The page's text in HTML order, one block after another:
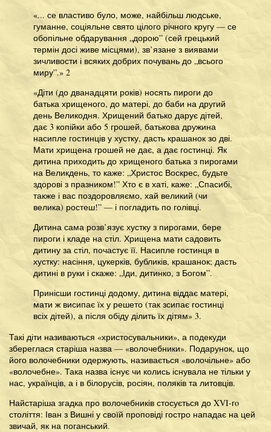
«... се властиво було, може, найбільш людське,
гуманне, соціяльне свято цілого річного кругу — се
обопільне обдарування „дорою” (сей грецький
термін досі живе місцями), зв’язане з виявами
зичливости і всяких добрих почувань до „всього
миру”.» 2
«Діти (до дванадцяти років) носять пироги до
батька хрищеного, до матері, до баби на другий
день Великодня. Хрищений батько дарує дітей,
дає 3 копійки або 5 грошей, батькова дружина
насипле гостинців у хустку, дасть крашанок зо дві.
Мати хрищена грошей не дає, а дає гостинці. Як
дитина приходить до хрищеного батька з пирогами
на Великдень, то каже: „Христос Воскрес, будьте
здорові з празником!” Хто є в хаті, каже: „Спасибі,
также і вас поздоровляємо, хай великий (чи
велика) ростеш!” — і погладить по голівці.
Дитина сама розв’язує хустку з пирогами, бере
пироги і кладе на стіл. Хрищена мати садовить
дитину за стіл, почастує її. Насипле гостинця в
хустку: насіння, цукерків, бубликів, крашанок; дасть
дитині в руки і скаже: „Іди, дитинко, з Богом”.
Принісши гостинці додому, дитина віддає матері,
мати ж висипає їх у решето (так зсипає гостинці
всіх дітей), а після обіду ділить їх дітям» 3.
Такі діти називаються «христосувальники», а подекуди
збереглася старіша назва — «волочебники». Подарунок, що
його волочебники одержують, називається «волочільне» або
«волочебне». Така назва існує чи колись існувала не тільки у
нас, українців, а і в білорусів, росіян, поляків та литовців.
Найстаріша згадка про волочебників стосується до XVI-гo
століття: Іван з Вишні у своїй проповіді гостро нападає на цей
звичай, як на поганський.